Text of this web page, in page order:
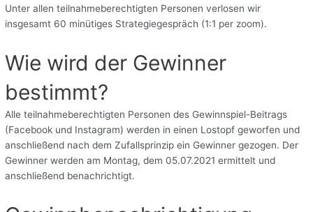
Unter allen teilnahmeberechtigten Personen verlosen wir
insgesamt 60 minütiges Strategiegespräch (1:1 per zoom).
Wie wird der Gewinner
bestimmt?
Alle teilnahmeberechtigten Personen des Gewinnspiel-Beitrags
(Facebook und Instagram) werden in einen Lostopf geworfen und
anschließend nach dem Zufallsprinzip ein Gewinner gezogen. Der
Gewinner werden am Montag, dem 05.07.2021 ermittelt und
anschließend benachrichtigt.